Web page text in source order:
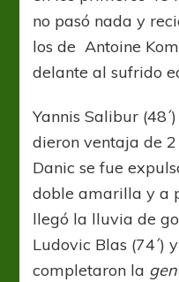
no pasó nada y
los de Antoine
delante al sufrido
Yannis Salibur
dieron ventaja de
Danic se fue
doble amarilla y a
llegó la lluvia de
Ludovic Blas (74´)
completaron la